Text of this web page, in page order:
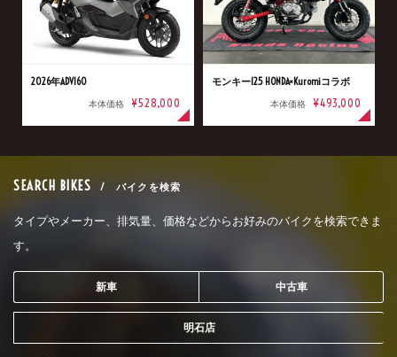
2026年ADV160
本体価格 ¥528,000
モンキー125 HONDA×Kuromiコラボ
本体価格 ¥493,000
SEARCH BIKES / バイクを検索
タイプやメーカー、排気量、価格などからお好みのバイクを検索できま
す。
新車 中古車
明石店